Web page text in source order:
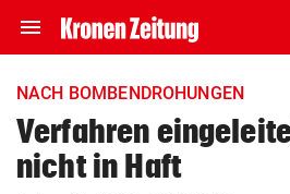
menu Navigation
ein-/ausklappen
account_circle Anmelden
NACH BOMBENDROHUNGEN
Verfahren
nicht in Haft